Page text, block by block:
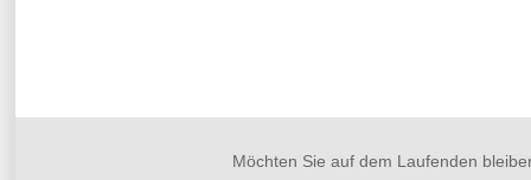
Möchten Sie auf dem Laufenden